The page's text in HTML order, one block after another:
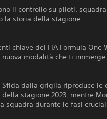
il controllo su piloti,
la storia della stagione.
chiave del FIA Formula One
modalità che ti immerge
dalla griglia riproduce le
stagione 2023, mentre
squadra durante le fasi